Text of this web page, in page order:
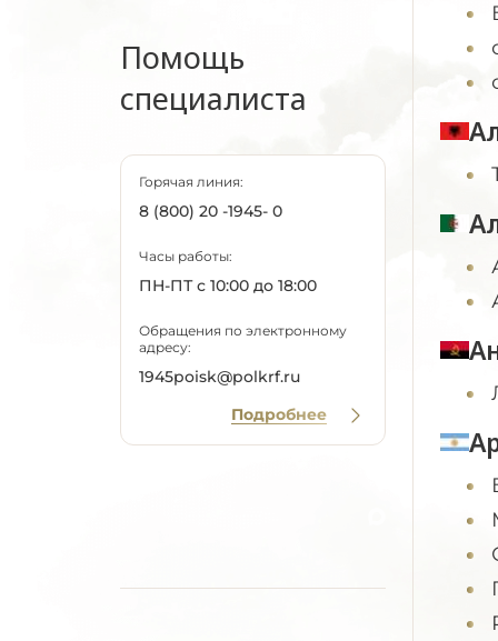
Помощь
специалиста
Горячая линия:
8 (800) 20 -1945- 0
Часы работы:
ПН-ПТ с 10:00 до 18:00
Обращения по электронному
адресу:
1945poisk@polkrf.ru
Подробнее